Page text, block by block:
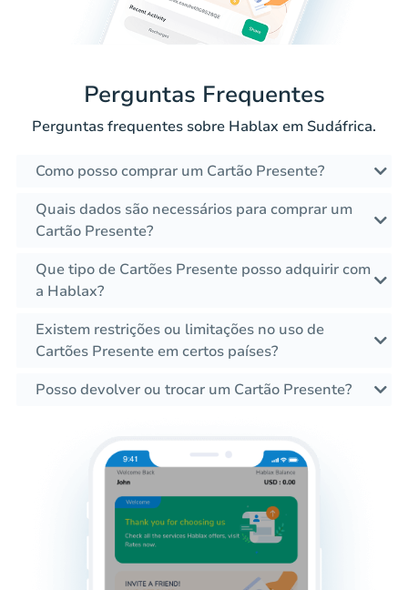
Perguntas Frequentes
Perguntas frequentes sobre Hablax em Sudáfrica.
Como posso comprar um Cartão Presente?
Quais dados são necessários para comprar um
Cartão Presente?
Que tipo de Cartões Presente posso adquirir com
a Hablax?
Existem restrições ou limitações no uso de
Cartões Presente em certos países?
Posso devolver ou trocar um Cartão Presente?